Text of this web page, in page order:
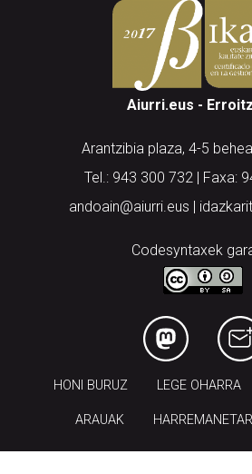
Aiurri.eus -
Arantzibia plaza, 4-5
Tel.: 943 300 732 | Faxa:
andoain@aiurri.eus |
Codesyntaxek
HONI BURUZ LEGE OHARRA
ARAUAK